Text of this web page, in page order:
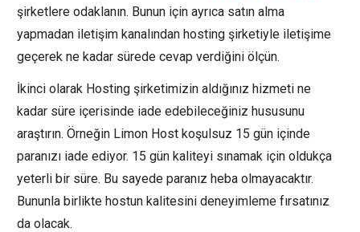
şirketlere odaklanın. Bunun için ayrıca satın alma
yapmadan iletişim kanalından hosting şirketiyle iletişime
geçerek ne kadar sürede cevap verdiğini ölçün.
İkinci olarak Hosting şirketimizin aldığınız hizmeti ne
kadar süre içerisinde iade edebileceğiniz hususunu
araştırın. Örneğin Limon Host koşulsuz 15 gün içinde
paranızı iade ediyor. 15 gün kaliteyi sınamak için oldukça
yeterli bir süre. Bu sayede paranız heba olmayacaktır.
Bununla birlikte hostun kalitesini deneyimleme fırsatınız
da olacak.